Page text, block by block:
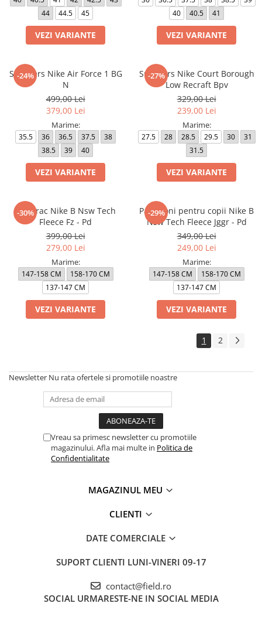
44
44.5 45
VEZI VARIANTE
40
40.5 41
VEZI VARIANTE
-24%
Sneakers Nike Air Force 1 BG
N
499,00 Lei
379,00 Lei
Marime:
35.5 36 36.5 37.5
38
38.5
39 40
VEZI VARIANTE
-27%
Sneakers Nike Court Borough
Low Recraft Bpv
329,00 Lei
239,00 Lei
Marime:
27.5 28 28.5 29.5 30
31
31.5
VEZI VARIANTE
-30%
Hanorac Nike B Nsw Tech
Fleece Fz - Pd
399,00 Lei
279,00 Lei
Marime:
147-158 CM
158-170 CM
137-147 CM
VEZI VARIANTE
-29%
Pantaloni pentru copii Nike B
Nsw Tech Fleece Jggr - Pd
349,00 Lei
249,00 Lei
Marime:
147-158 CM
158-170 CM
137-147 CM
VEZI VARIANTE
1 2
Newsletter Nu rata ofertele si promotiile noastre
Vreau sa primesc newsletter cu promotiile
magazinului. Afla mai multe in Politica de
Confidentialitate
MAGAZINUL MEU
CLIENTI
DATE COMERCIALE
SUPORT CLIENTI LUNI-VINERI 09-17
contact@field.ro
SOCIAL URMARESTE-NE IN SOCIAL MEDIA